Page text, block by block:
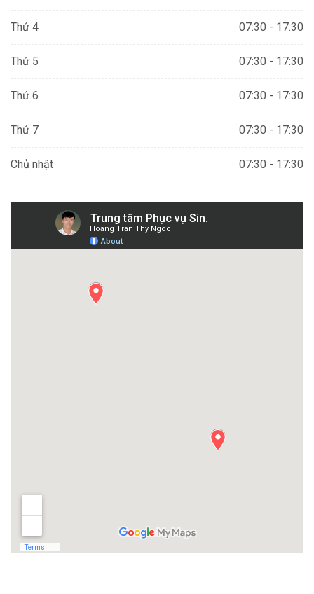
Thứ 4 07:30 - 17:30
Thứ 5 07:30 - 17:30
Thứ 6 07:30 - 17:30
Thứ 7 07:30 - 17:30
Chủ nhật 07:30 - 17:30